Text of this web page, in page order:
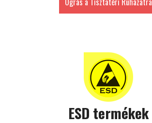
ESD termékek